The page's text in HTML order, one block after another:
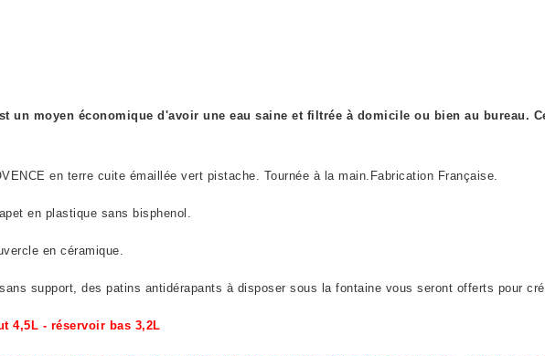
un moyen économique d'avoir une eau saine et filtrée à domicile ou bien au bureau.
en terre cuite émaillée vert pistache. Tournée à la main.Fabrication Française.
en plastique sans bisphenol.
en céramique.
support, des patins antidérapants à disposer sous la fontaine vous seront offerts pour
4,5L - réservoir bas 3,2L